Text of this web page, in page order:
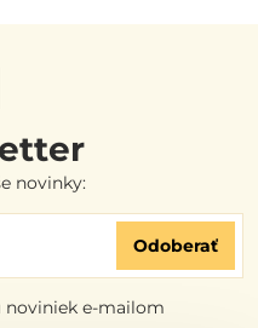
novinky:
Odoberať
noviniek e-mailom